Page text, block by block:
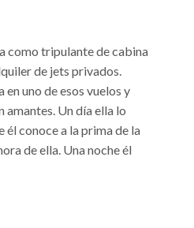
como tripulante de cabina
de jets privados.
uno de esos vuelos y
amantes. Un día ella lo
él conoce a la prima de la
de ella. Una noche él